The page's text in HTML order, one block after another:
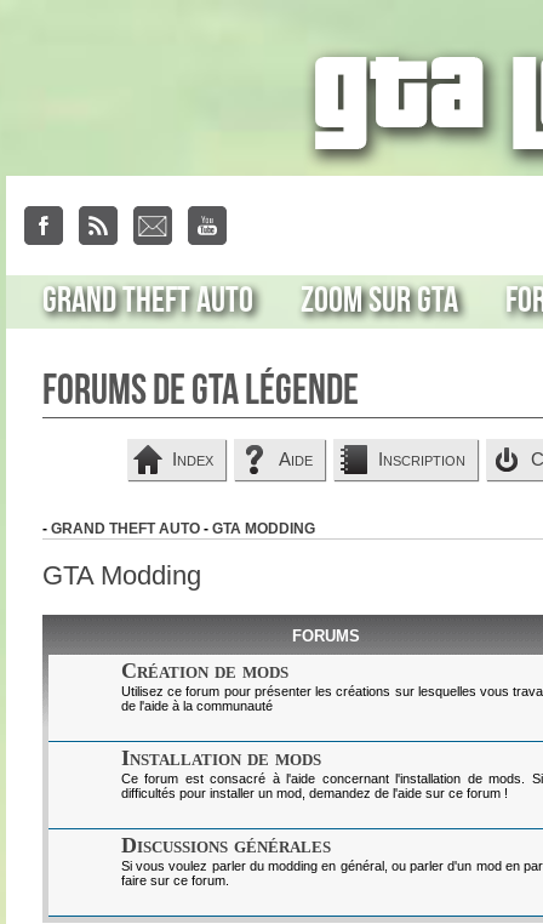
Grand Theft Auto Zoom sur GTA
Forums de GTA Légende
Index Aide Inscription
- GRAND THEFT AUTO - GTA MODDING
GTA Modding
FORUMS
Création de mods
Utilisez ce forum pour présenter les créations sur lesquelles vous
de l'aide à la communauté
Installation de mods
Ce forum est consacré à l'aide concernant l'installation de mods.
difficultés pour installer un mod, demandez de l'aide sur ce forum !
Discussions générales
Si vous voulez parler du modding en général, ou parler d'un mod en
faire sur ce forum.